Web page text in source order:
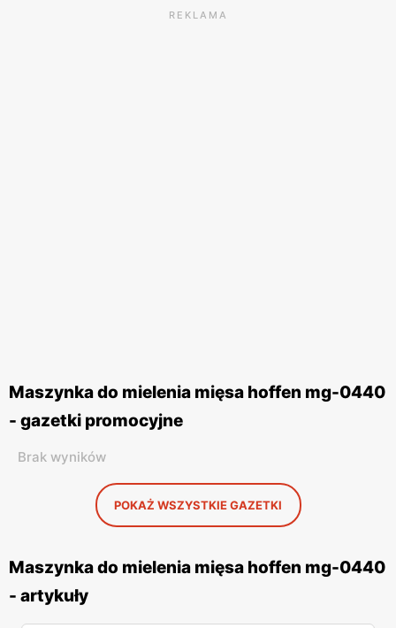
REKLAMA
Maszynka do mielenia mięsa hoffen mg-0440
- gazetki promocyjne
Brak wyników
POKAŻ WSZYSTKIE GAZETKI
Maszynka do mielenia mięsa hoffen mg-0440
- artykuły